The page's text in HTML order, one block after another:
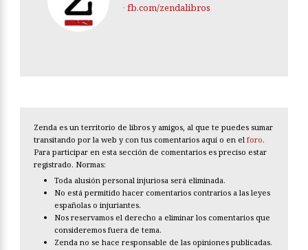
· fb.com/zendalibros
Zenda es un territorio de libros y amigos, al que te puedes sumar
transitando por la web y con tus comentarios aquí o en el foro.
Para participar en esta sección de comentarios es preciso estar
registrado. Normas:
Toda alusión personal injuriosa será eliminada.
No está permitido hacer comentarios contrarios a las leyes
españolas o injuriantes.
Nos reservamos el derecho a eliminar los comentarios que
consideremos fuera de tema.
Zenda no se hace responsable de las opiniones publicadas.